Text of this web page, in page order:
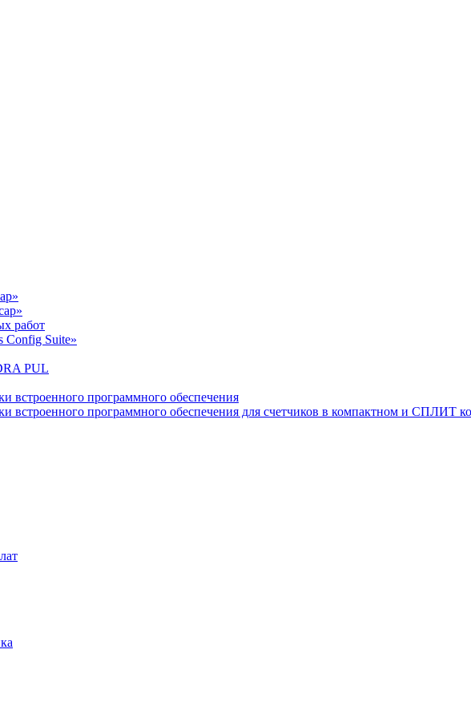
работ
Config Suite»
PUL
встроенного программного обеспечения
встроенного программного обеспечения для счетчиков в компактном и СПЛИТ